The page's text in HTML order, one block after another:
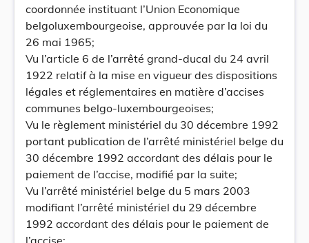
coordonnée instituant l’Union Economique
belgoluxembourgeoise, approuvée par la loi du
26 mai 1965;
Vu l’article 6 de l’arrêté grand-ducal du 24 avril
1922 relatif à la mise en vigueur des dispositions
légales et réglementaires en matière d’accises
communes belgo-luxembourgeoises;
Vu le règlement ministériel du 30 décembre 1992
portant publication de l’arrêté ministériel belge du
30 décembre 1992 accordant des délais pour le
paiement de l’accise, modifié par la suite;
Vu l’arrêté ministériel belge du 5 mars 2003
modifiant l’arrêté ministériel du 29 décembre
1992 accordant des délais pour le paiement de
l’accise;